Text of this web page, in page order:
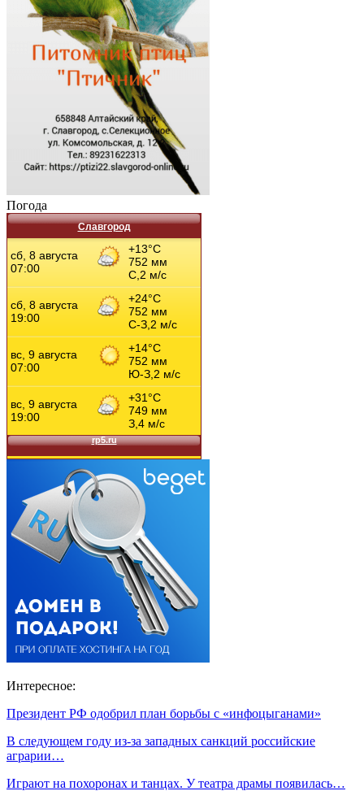
Погода
Славгород
Интересное:
Президент РФ одобрил план борьбы с «инфоцыганами»
В следующем году из-за западных санкций российские
аграрии…
Играют на похоронах и танцах. У театра драмы появилась…